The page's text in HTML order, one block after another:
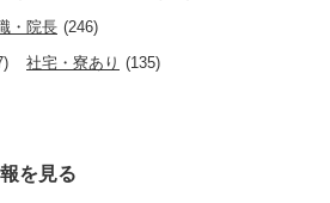
・院長 (246)
社宅・寮あり (135)
を見る